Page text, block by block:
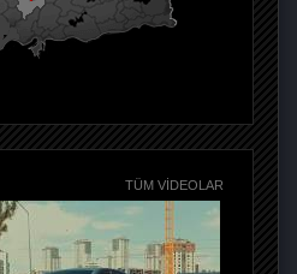
TÜM VIDEOLAR